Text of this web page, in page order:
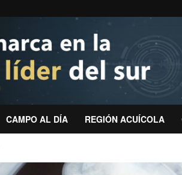
CAMPO AL DÍA REGIÓN ACUÍCOLA